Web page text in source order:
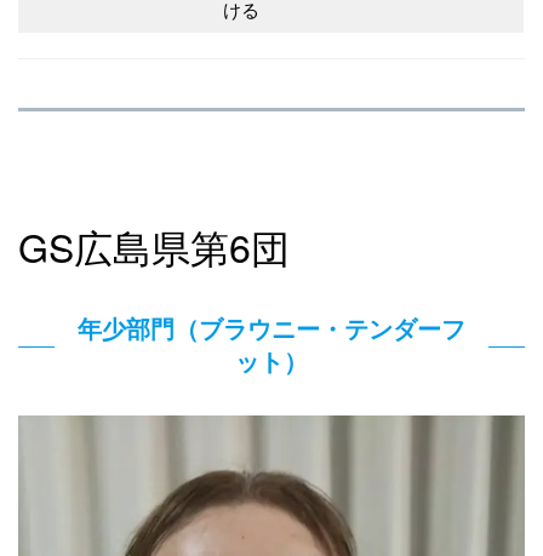
ける
GS広島県第6団
年少部門（ブラウニー・テンダーフ
ット）